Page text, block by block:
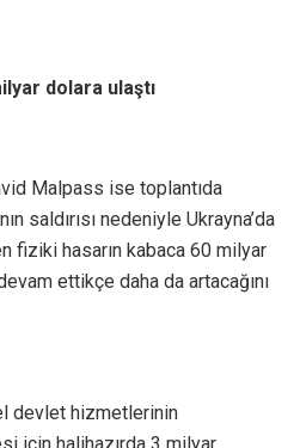
dolara ulaştı
Malpass ise toplantıda
saldırısı nedeniyle Ukrayna’da
fiziki hasarın kabaca 60 milyar
ettikçe daha da artacağını
devlet hizmetlerinin
için halihazırda 3 milyar